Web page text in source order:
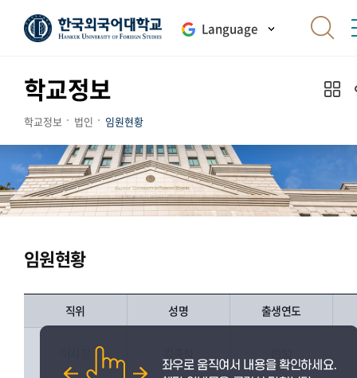
Language
학교정보
학교정보 법인 임원현황
임원현황
직위 성명 출생연도